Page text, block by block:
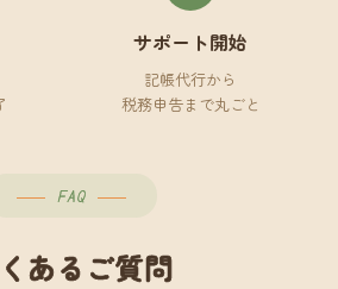
サポート開始
記帳代行から
税務申告まで丸ごと
FAQ
あるご質問